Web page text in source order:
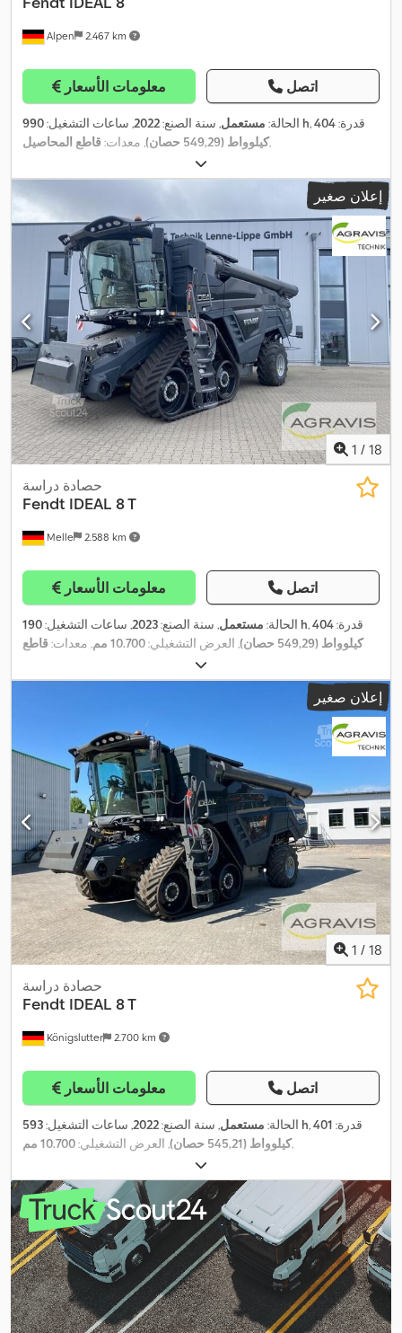
Alpen 2.467 km
معلومات الأسعار اتصل
الحالة: مستعمل, سنة الصنع:2022, ساعات التشغيل: 990 h , قدرة:404
كيلوواط (549,29 حصان)
, معدات:قاطع المحاصيل ,
إعلان صغير
1 / 18
Melle 2.588 km
حصادة دراسة
Fendt IDEAL 8 T
معلومات الأسعار اتصل
الحالة: مستعمل, سنة الصنع:2023, ساعات التشغيل: 190 h , قدرة:404
كيلوواط (549,29 حصان)
, العرض التشغيلي:10.700 مم , معدات:قاطع
إعلان صغير
1 / 18
Königslutter 2.700 km
حصادة دراسة
Fendt IDEAL 8 T
معلومات الأسعار اتصل
الحالة: مستعمل, سنة الصنع:2022, ساعات التشغيل: 593 h , قدرة: 401
كيلوواط (545,21 حصان)
, العرض التشغيلي:10.700 مم ,